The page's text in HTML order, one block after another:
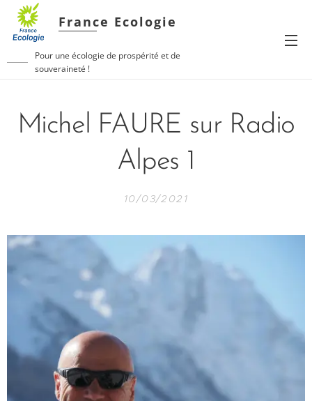
France Ecologie
Pour une écologie de prospérité et de
souveraineté !
Michel FAURE sur Radio
Alpes 1
10/03/2021